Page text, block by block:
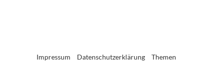
Impressum Datenschutzerklärung Themen